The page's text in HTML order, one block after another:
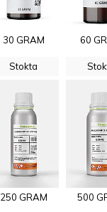
30 GRAM 60
Stokta
250 GRAM 500